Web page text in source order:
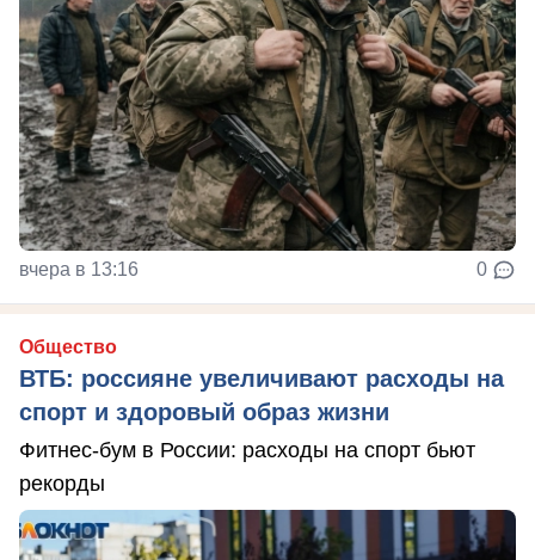
вчера в 13:16 0
Общество
ВТБ: россияне увеличивают расходы на
спорт и здоровый образ жизни
Фитнес-бум в России: расходы на спорт бьют
рекорды